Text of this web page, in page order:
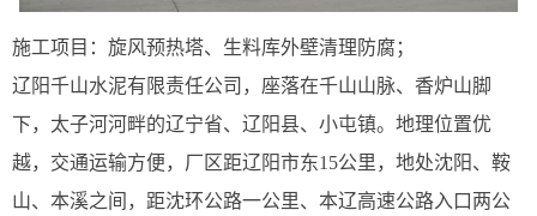
施工项目：旋风预热塔、生料库外壁清理防腐；
辽阳千山水泥有限责任公司，座落在千山山脉、香炉山脚
下，太子河河畔的辽宁省、辽阳县、小屯镇。地理位置优
越，交通运输方便，厂区距辽阳市东15公里，地处沈阳、鞍
山、本溪之间，距沈环公路一公里、本辽高速公路入口两公